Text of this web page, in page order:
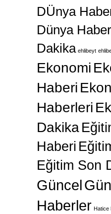
DÜnya
Dünya
Dakika ehlibeyt
Ekonomi
Haberi
Haberleri
Dakika
Haberi
Eğitim Son
Güncel
Haberler Hatice